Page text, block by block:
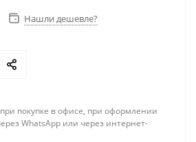
Нашли дешевле?
покупке в офисе, при оформлении
WhatsApp или через интернет-